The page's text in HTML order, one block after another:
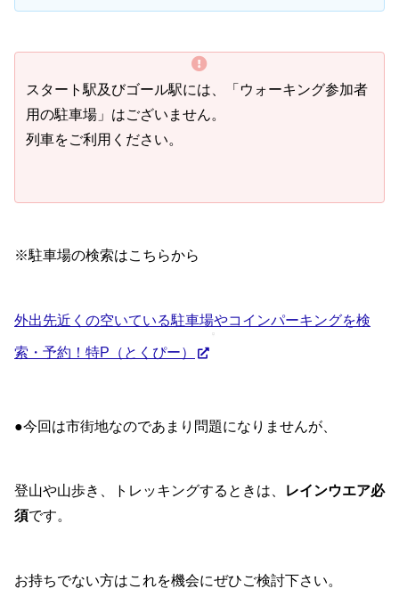
スタート駅及びゴール駅には、「ウォーキング参加者
用の駐車場」はございません。
列車をご利用ください。
※駐車場の検索はこちらから
外出先近くの空いている駐車場やコインパーキングを検
索・予約！特P（とくぴー）
●今回は市街地なのであまり問題になりませんが、
登山や山歩き、トレッキングするときは、
レインウエア必
須です。
お持ちでない方はこれを機会にぜひご検討下さい。